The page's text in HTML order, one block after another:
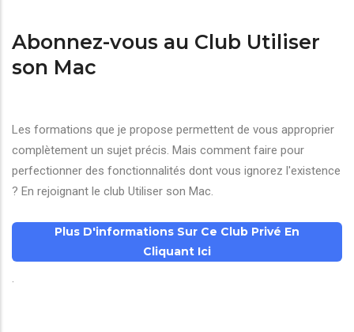
Abonnez-vous au Club Utiliser
son Mac
Les formations que je propose permettent de vous approprier
complètement un sujet précis. Mais comment faire pour
perfectionner des fonctionnalités dont vous ignorez l'existence
? En rejoignant le club Utiliser son Mac.
Plus D'informations Sur Ce Club Privé En
Cliquant Ici
.